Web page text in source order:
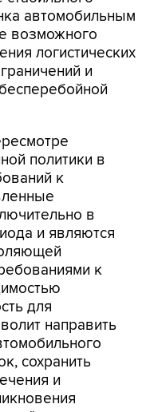
логистических
и
к
в
и являются
к
для
направить
сохранить
и
-